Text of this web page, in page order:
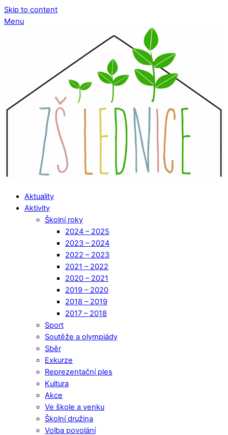
Skip to content
Menu
Aktuality
Aktivity
Školní roky
2024 – 2025
2023 – 2024
2022 – 2023
2021 – 2022
2020 – 2021
2019 – 2020
2018 – 2019
2017 – 2018
Sport
Soutěže a olympiády
Sběr
Exkurze
Reprezentační ples
Kultura
Akce
Ve škole a venku
Školní družina
Volba povolání